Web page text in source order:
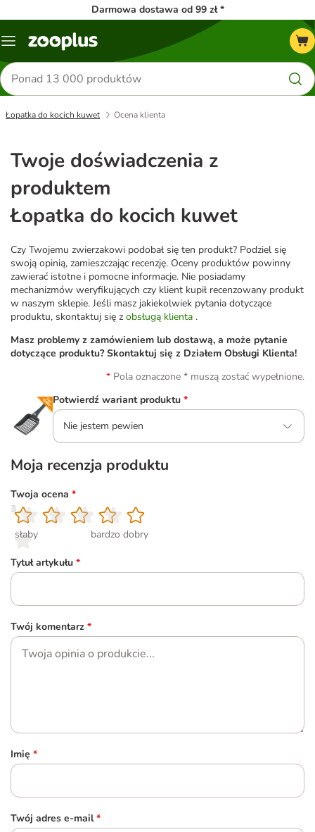
Darmowa dostawa od 99 zł *
Menu
Szukaj
produktów
Łopatka do kocich kuwet Ocena klienta
Twoje doświadczenia z
produktem
Łopatka do kocich kuwet
Czy Twojemu zwierzakowi podobał się ten produkt? Podziel się
swoją opinią, zamieszczając recenzję. Oceny produktów powinny
zawierać istotne i pomocne informacje. Nie posiadamy
mechanizmów weryfikujących czy klient kupił recenzowany produkt
w naszym sklepie. Jeśli masz jakiekolwiek pytania dotyczące
produktu, skontaktuj się z obsługą klienta .
Masz problemy z zamówieniem lub dostawą, a może pytanie
dotyczące produktu? Skontaktuj się z Działem Obsługi Klienta!
Pola oznaczone * muszą zostać wypełnione.
Potwierdź wariant produktu *
Nie jestem pewien
Moja recenzja produktu
Twoja ocena *
1
słaby
2
3
4
5
bardzo dobry
Tytuł artykułu *
Twój komentarz *
Imię *
Twój adres e-mail *